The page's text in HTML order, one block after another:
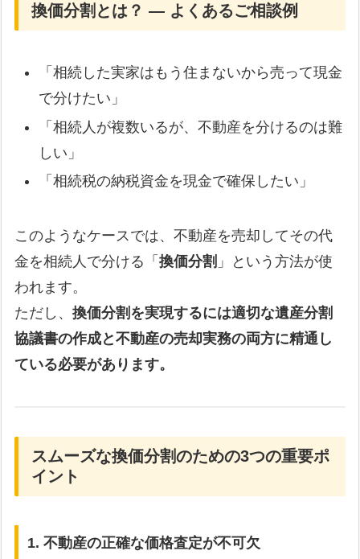
換価分割とは？ ― よくあるご相談例
「相続した実家はもう住まないから売って現金
で分けたい」
「相続人が複数いるが、不動産を分けるのは難
しい」
「相続税の納税資金を現金で確保したい」
このようなケースでは、不動産を売却してその代
金を相続人で分ける「換価分割 」という方法が使
われます。
ただし、換価分割を実現するには適切な遺産分割
協議書の作成と不動産の売却実務の両方に精通し
ている必要があります。
スムーズな換価分割のための3つの重要ポ
イント
1.不動産の正確な価格査定が不可欠